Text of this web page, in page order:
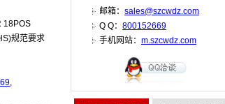
18POS
规范要求
,
邮箱： sales@szcwdz.com
Q Q： 800152669
手机网站： m.szcwdz.com